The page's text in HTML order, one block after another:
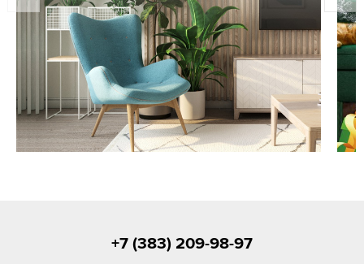
+7 (383) 209-98-97